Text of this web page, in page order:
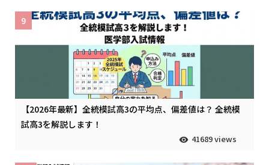
【2026年最新】全統模試高3の平均点、偏差値は？ 全統模
試高3を解説します！
41689 views
9